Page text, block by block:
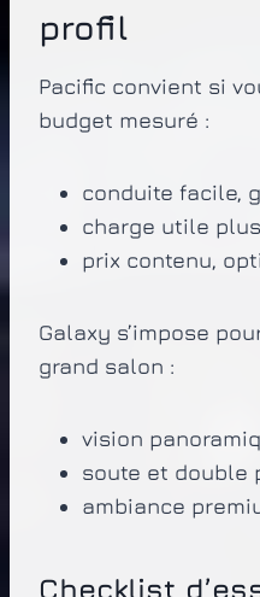
profil
Pacific convient si
budget mesuré :
conduite facile,
charge utile
prix contenu,
Galaxy s’impose
grand salon :
vision
soute et double
ambiance
Checklist